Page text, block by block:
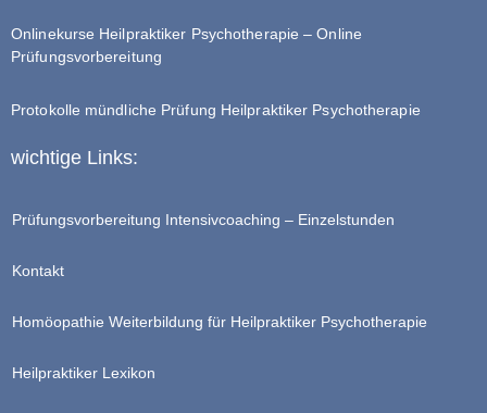
Onlinekurse Heilpraktiker Psychotherapie – Online
Prüfungsvorbereitung
Protokolle mündliche Prüfung Heilpraktiker Psychotherapie
wichtige Links:
Prüfungsvorbereitung Intensivcoaching – Einzelstunden
Kontakt
Homöopathie Weiterbildung für Heilpraktiker Psychotherapie
Heilpraktiker Lexikon